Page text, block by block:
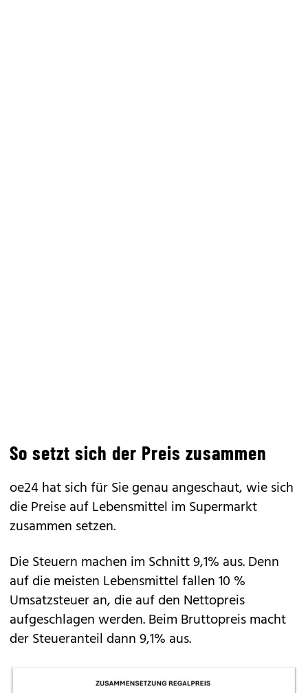
So setzt sich der Preis zusammen
oe24 hat sich für Sie genau angeschaut, wie sich
die Preise auf Lebensmittel im Supermarkt
zusammen setzen.
Die Steuern machen im Schnitt 9,1% aus. Denn
auf die meisten Lebensmittel fallen 10 %
Umsatzsteuer an, die auf den Nettopreis
aufgeschlagen werden. Beim Bruttopreis macht
der Steueranteil dann 9,1% aus.